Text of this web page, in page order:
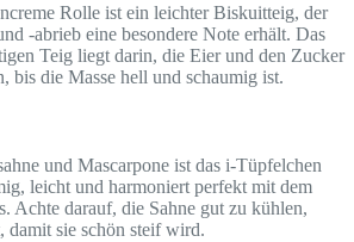
Rolle ist ein leichter Biskuitteig, der
-abrieb eine besondere Note erhält. Das
Teig liegt darin, die Eier und den Zucker
bis die Masse hell und schaumig ist.
und Mascarpone ist das i-Tüpfelchen
leicht und harmoniert perfekt mit dem
Achte darauf, die Sahne gut zu kühlen,
damit sie schön steif wird.